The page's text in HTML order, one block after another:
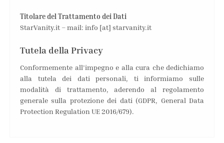
Titolare del Trattamento dei Dati
StarVanity.it – mail: info [at] starvanity.it
Tutela della Privacy
Conformemente all’impegno e alla cura che dedichiamo
alla tutela dei dati personali, ti informiamo sulle
modalità di trattamento, aderendo al regolamento
generale sulla protezione dei dati (GDPR, General Data
Protection Regulation UE 2016/679).